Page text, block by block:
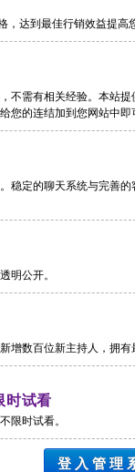
，达到最佳行销效益提高
不需有相关经验。本站
您的连结加到您网站中即
稳定的聊天系统与完善
明公开。
增数百位新主持人，拥
时试看
限时试看。
登 入 管 理